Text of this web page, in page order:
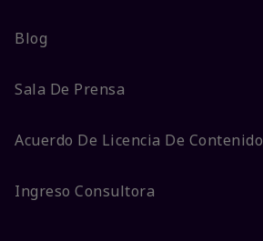
Blog
Sala De Prensa
Acuerdo De Licencia De Contenido
Ingreso Consultora